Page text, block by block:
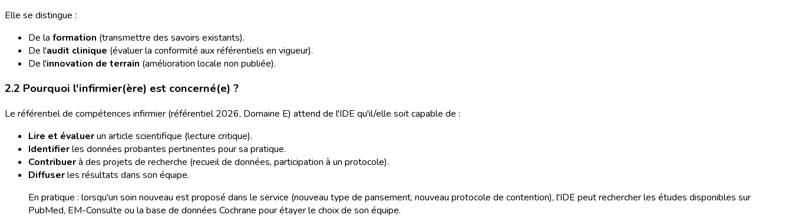
Elle se distingue :
De la formation (transmettre des savoirs existants).
De l'audit clinique (évaluer la conformité aux référentiels en vigueur).
De l'innovation de terrain (amélioration locale non publiée).
2.2 Pourquoi l'infirmier(ère) est concerné(e) ?
Le référentiel de compétences infirmier (référentiel 2026, Domaine E) attend de l'IDE qu'il/elle soit capable de :
Lire et évaluerun article scientifique (lecture critique).
Identifierles données probantes pertinentes pour sa pratique.
Contribuerà des projets de recherche (recueil de données, participation à un protocole).
Diffuserles résultats dans son équipe.
En pratique : lorsqu'un soin nouveau est proposé dans le service (nouveau type de pansement, nouveau protocole de contention), l'IDE peut rechercher les études disponibles sur
PubMed, EM-Consulte ou la base de données Cochrane pour étayer le choix de son équipe.